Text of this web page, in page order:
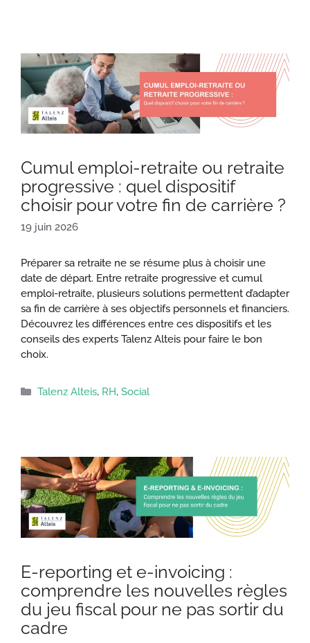
Cumul emploi-retraite ou retraite
progressive : quel dispositif
choisir pour votre fin de carrière ?
19 juin 2026
Préparer sa retraite ne se résume plus à choisir une
date de départ. Entre retraite progressive et cumul
emploi-retraite, plusieurs solutions permettent d’adapter
sa fin de carrière à ses objectifs personnels et financiers.
Découvrez les différences entre ces dispositifs et les
conseils des experts Talenz Alteis pour faire le bon
choix.
Catégories
Talenz Alteis, RH, Social
E-reporting et e-invoicing :
comprendre les nouvelles règles
du jeu fiscal pour ne pas sortir du
cadre